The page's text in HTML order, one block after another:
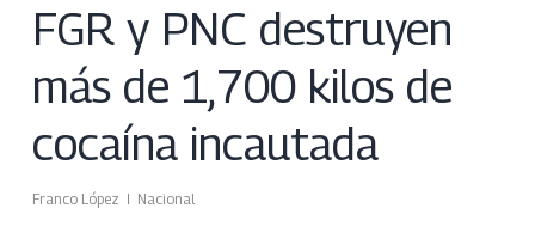
FGR y PNC destruyen
más de 1,700 kilos de
cocaína incautada
Franco López Nacional